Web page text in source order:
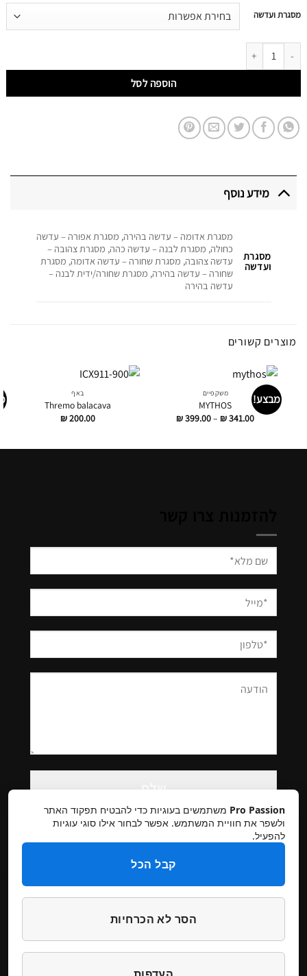
מסגרת ועדשה
לתוכן
דילוג לתוכן
הוספה לסל
מידע נוסף
מסגרת
ועדשה
מסגרת אדומה – עדשה בהירה, מסגרת אפורה – עדשה
כחולה, מסגרת לבנה – עדשה כהה, מסגרת צהובה –
עדשה צהובה, מסגרת שחורה – עדשה אדומה, מסגרת
שחורה – עדשה בהירה, מסגרת שחורה/ידית לבנה –
עדשה בהירה
מוצרים קשורים
מבצע! משקפיים
MYTHOS
₪341.00
–
₪399.00 דילוג
באף
Thremo balacava
₪200.00
Please
leave
this
field
empty.
מדיניות פרטיות ביטולים והחזרות
Pro Passion משתמשים בעוגיות כדי להבטיח תפקוד האתר
ולשפר את חוויית המשתמש. אפשר לבחור אילו סוגי עוגיות
להפעיל.
קבל הכל
הסר לא הכרחיות